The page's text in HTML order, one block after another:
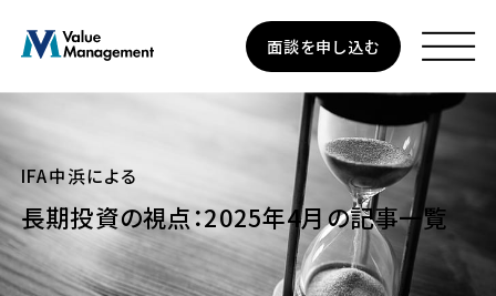
main
資産運用
個人のお客さま
面談を申し込む
IFA中浜による
長期投資の視点：2025年4月の記事一覧